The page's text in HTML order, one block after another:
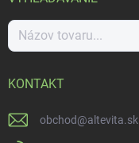
KONTAKT
obchod@altevita.sk